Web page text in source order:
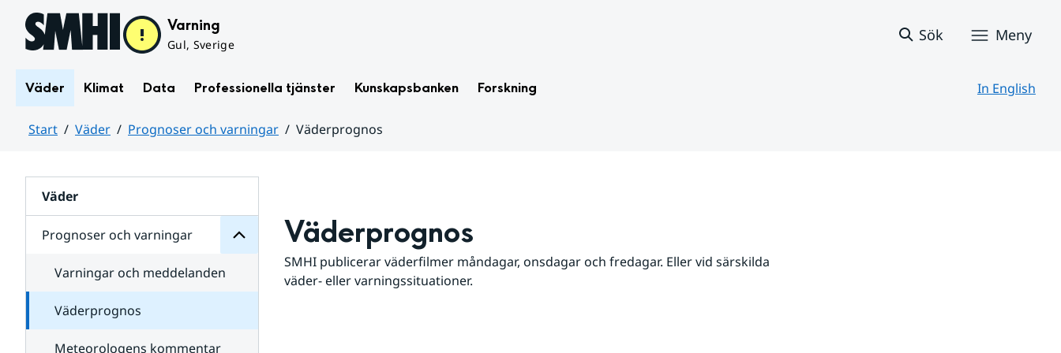
Hoppa till sidans innehåll Varning
Gul, Sverige
Sök Meny
Väder Klimat Data Professionella tjänster Kunskapsbanken Forskning In English
Start Väder Prognoser och varningar
Väderprognos
Väder
Prognoser och varningar
för
varningar
Varningar och meddelanden
Väderprognos
Meteorologens kommentar
Väderprognos
SMHI publicerar väderfilmer måndagar, onsdagar och fredagar. Eller vid särskilda
väder- eller varningssituationer.